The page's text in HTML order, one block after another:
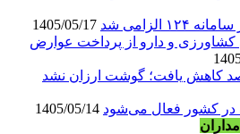
الزامی شد
اساسی کشاورزی و دارو از پرداخت عوارض
در کشور فعال می‌شود